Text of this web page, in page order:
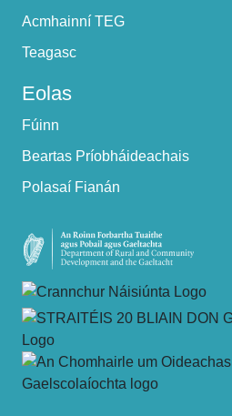
Acmhainní TEG
Teagasc
Eolas
Fúinn
Beartas Príobháideachais
Polasaí Fianán